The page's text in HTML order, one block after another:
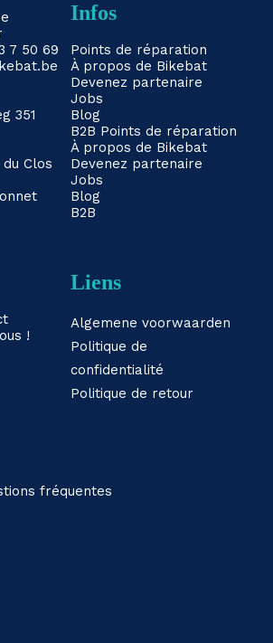
7 50 69
351
Clos
Infos
Points de réparation
À propos de Bikebat
Devenez partenaire
Jobs
Blog
B2B Points de réparation
À propos de Bikebat
Devenez partenaire
Jobs
Blog
B2B
!
Liens
Algemene voorwaarden
Politique de
confidentialité
Politique de retour
fréquentes